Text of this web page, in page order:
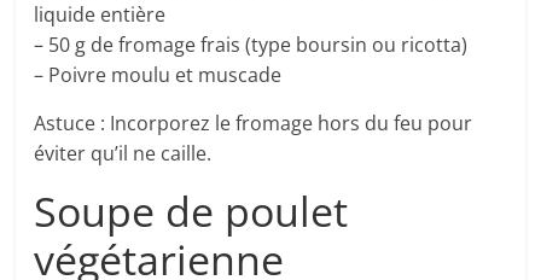
liquide entière
– 50 g de fromage frais (type boursin ou ricotta)
– Poivre moulu et muscade
Astuce : Incorporez le fromage hors du feu pour
éviter qu’il ne caille.
Soupe de poulet
végétarienne